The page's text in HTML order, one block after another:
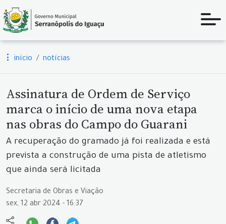
início notícias
Assinatura de Ordem de Serviço
marca o início de uma nova etapa
nas obras do Campo do Guarani
A recuperação do gramado já foi realizada e está
prevista a construção de uma pista de atletismo
que ainda será licitada
Secretaria de Obras e Viação
sex, 12 abr 2024 - 16:37